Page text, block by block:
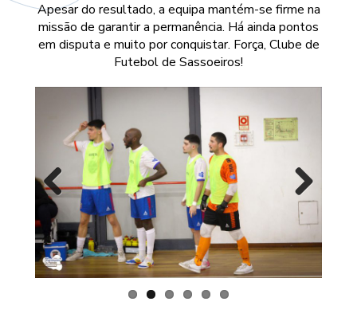
Apesar do resultado, a equipa mantém-se firme na
missão de garantir a permanência. Há ainda pontos
em disputa e muito por conquistar. Força, Clube de
Futebol de Sassoeiros!
Previous Next